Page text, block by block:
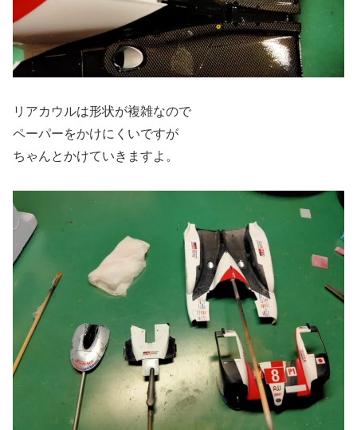
リアカウルは形状が複雑なので
ペーパーをかけにくいですが
ちゃんとかけていきますよ。